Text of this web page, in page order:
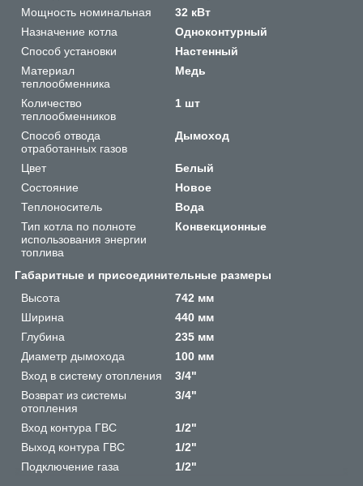
Мощность номинальная
32 кВт
Назначение котла
Одноконтурный
Способ установки
Настенный
Материал
теплообменника
Медь
Количество
теплообменников
1 шт
Способ отвода
отработанных газов
Дымоход
Цвет
Белый
Состояние
Новое
Теплоноситель
Вода
Тип котла по полноте
использования энергии
топлива
Конвекционные
Габаритные и присоединительные размеры
Высота
742 мм
Ширина
440 мм
Глубина
235 мм
Диаметр дымохода
100 мм
Вход в систему отопления
3/4"
Возврат из системы
отопления
3/4"
Вход контура ГВС
1/2"
Выход контура ГВС
1/2"
Подключение газа
1/2"